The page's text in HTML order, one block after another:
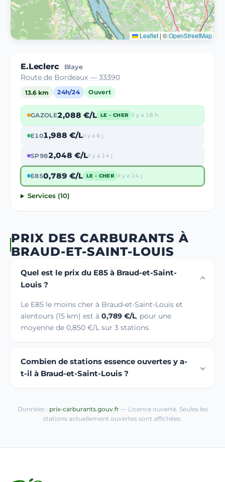
Leaflet | ©OpenStreetMap
E.Leclerc Blaye
Route de Bordeaux — 33390
13.6 km 24h/24 Ouvert
GAZOLE2,088 €/L LE - CHER il y a 18 h
E101,988 €/Lil y a 6 j
SP982,048 €/Lil y a 14 j
E850,789 €/L LE - CHER il y a 14 j
Services (10)
PRIX DES CARBURANTS À
BRAUD-ET-SAINT-LOUIS
Quel est le prix du E85 à Braud-et-Saint-
Louis ?
Le E85 le moins cher à Braud-et-Saint-Louis et
alentours (15 km) est à 0,789 €/L, pour une
moyenne de 0,850 €/L sur 3 stations.
Combien de stations essence ouvertes y a-
t-il à Braud-et-Saint-Louis ?
Données : prix-carburants.gouv.fr— Licence ouverte. Seules les
stations actuellement ouvertes sont affichées.